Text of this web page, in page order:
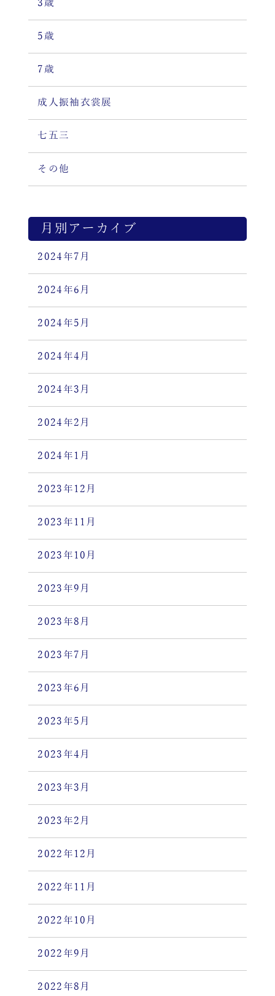
3歳
5歳
7歳
成人振袖衣裳展
七五三
その他
月別アーカイブ
2024年7月
2024年6月
2024年5月
2024年4月
2024年3月
2024年2月
2024年1月
2023年12月
2023年11月
2023年10月
2023年9月
2023年8月
2023年7月
2023年6月
2023年5月
2023年4月
2023年3月
2023年2月
2022年12月
2022年11月
2022年10月
2022年9月
2022年8月